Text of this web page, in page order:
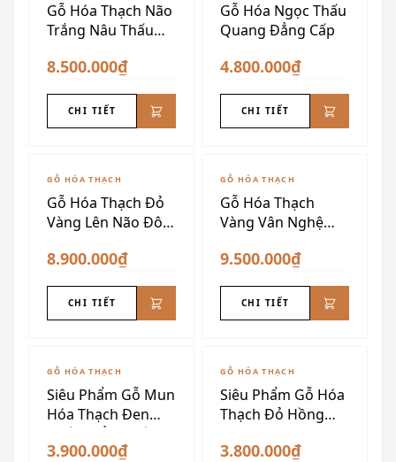
Gỗ Hóa Thạch Não
Trắng Nâu Thấu
8.500.000₫
CHI TIẾT
Gỗ Hóa Ngọc Thấu
Quang Đẳng Cấp
4.800.000₫
CHI TIẾT
GỖ HÓA THẠCH
Gỗ Hóa Thạch Đỏ
Vàng Lên Não Đôn
8.900.000₫
CHI TIẾT
GỖ HÓA THẠCH
Gỗ Hóa Thạch
Vàng Vân Nghệ
9.500.000₫
CHI TIẾT
GỖ HÓA THẠCH
Siêu Phẩm Gỗ Mun
Hóa Thạch Đen
Tuyền Đẳng Cấp
3.900.000₫
GỖ HÓA THẠCH
Siêu Phẩm Gỗ Hóa
Thạch Đỏ Hồng
3.800.000₫